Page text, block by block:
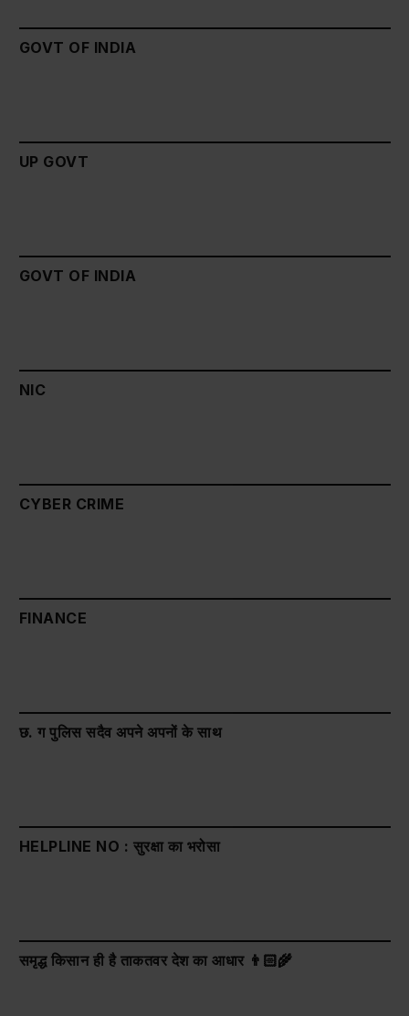
GOVT OF INDIA
UP GOVT
GOVT OF INDIA
NIC
CYBER CRIME
FINANCE
छ. ग पुलिस सदैव अपने अपनों के साथ
HELPLINE NO : सुरक्षा का भरोसा
समृद्ध किसान ही है ताकतवर देश का आधार 👨🏻‍🌾